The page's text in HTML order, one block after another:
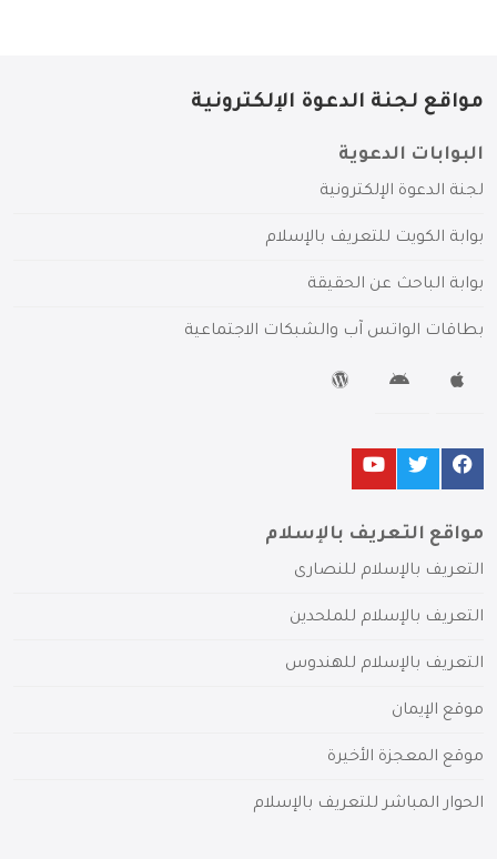
مواقع لجنة الدعوة الإلكترونية
البوابات الدعوية
لجنة الدعوة الإلكترونية
بوابة الكويت للتعريف بالإسلام
بوابة الباحث عن الحقيقة
بطاقات الواتس آب والشبكات الاجتماعية
مواقع التعريف بالإسلام
التعريف بالإسلام للنصارى
التعريف بالإسلام للملحدين
التعريف بالإسلام للهندوس
موقع الإيمان
موقع المعجزة الأخيرة
الحوار المباشر للتعريف بالإسلام